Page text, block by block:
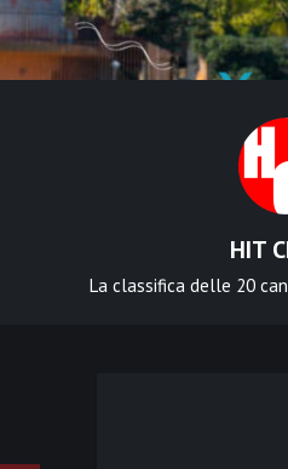
HIT
La classifica delle 20